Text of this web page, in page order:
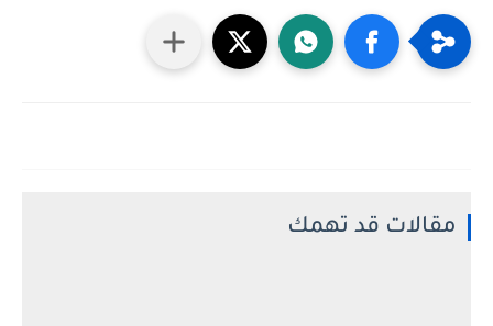
مقالات قد تهمك